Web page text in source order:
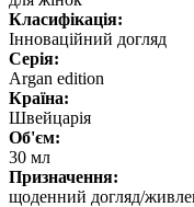
Класифікація:
Інноваційний догляд
Серія:
Argan edition
Країна:
Швейцарія
Об'єм:
30 мл
Призначення:
щоденний догляд/